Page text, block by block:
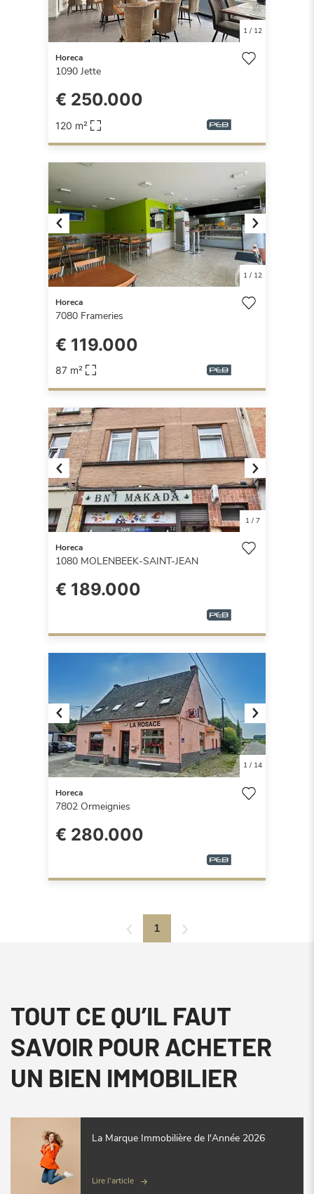
1/ 12
Horeca
1090 Jette
€ 250.000
120 m²
Previous Next
1/ 12
Horeca
7080 Frameries
€ 119.000
87 m²
Previous Next
1/ 7
Horeca
1080 MOLENBEEK-SAINT-JEAN
€ 189.000
Previous Next
1/ 14
Horeca
7802 Ormeignies
€ 280.000
1
TOUT CE QU’IL FAUT
SAVOIR POUR ACHETER
UN BIEN IMMOBILIER
La Marque Immobilière de l'Année 2026
Lire l'article